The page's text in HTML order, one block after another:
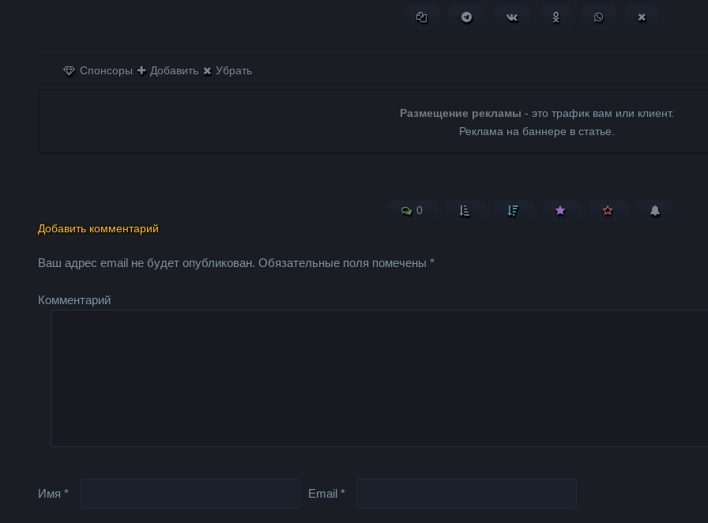
Копировать ссылкуПоделиться в Telegram
Поделиться ВКонтакте
Поделиться вПоделиться в
Спонсоры Добавить Убрать
Размещение рекламы - это трафик вам или клиент.
Реклама на баннере в статье.
0
Добавить комментарий
Ваш адрес email не будет опубликован. Обязательные поля помечены*
Комментарий
Имя* Email*